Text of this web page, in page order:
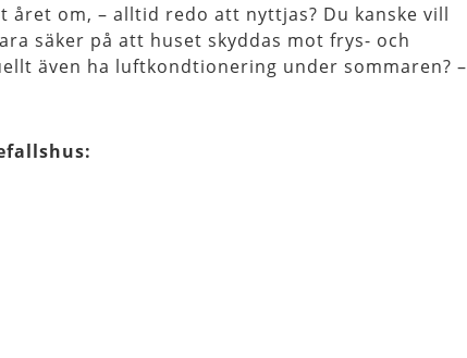
om, – alltid redo att nyttjas? Du kanske vill
säker på att huset skyddas mot frys- och
även ha luftkondtionering under sommaren? –